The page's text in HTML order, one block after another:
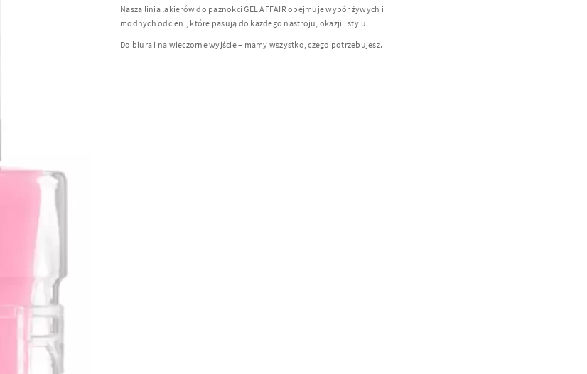
Nasza linia lakierów do paznokci GEL AFFAIR obejmuje wybór żywych i
modnych odcieni, które pasują do każdego nastroju, okazji i stylu.
Do biura i na wieczorne wyjście – mamy wszystko, czego potrzebujesz.